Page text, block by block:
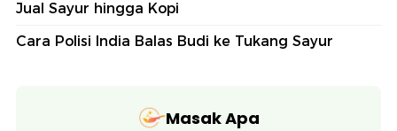
Jual Sayur hingga Kopi
Cara Polisi India Balas Budi ke Tukang Sayur
Masak Apa